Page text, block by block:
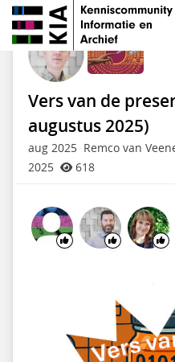
Preservation Digitaal
Vers van de
augustus 2025)
aug 2025 Remco van
2025
618